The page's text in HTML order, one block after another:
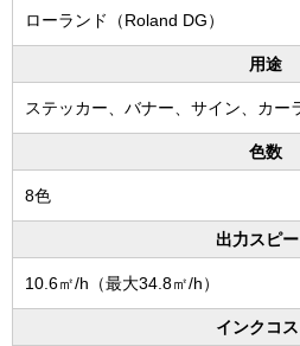
ローランド（Roland DG）
用途
ステッカー、バナー、サイン、カー
色数
8色
出力スピ
10.6㎡/h（最大34.8㎡/h）
インクコ